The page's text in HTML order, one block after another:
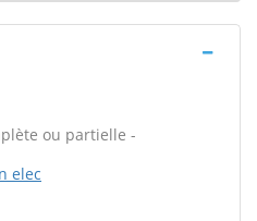
ou partielle -
elec